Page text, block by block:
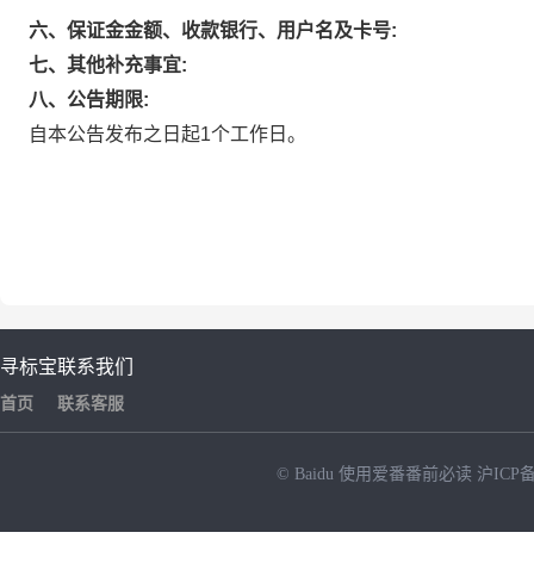
六、保证金金额、收款银行、用户名及卡号:
七、其他补充事宜:
八、公告期限:
自本公告发布之日起1个工作日。
寻标宝
首页
联系我们
联系客服
© Baidu 使用爱番番前必读 沪ICP